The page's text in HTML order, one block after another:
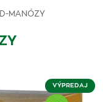
MANÓZY
VÝPREDAJ